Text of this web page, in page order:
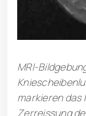
MRI-
markieren das
Zerreissung